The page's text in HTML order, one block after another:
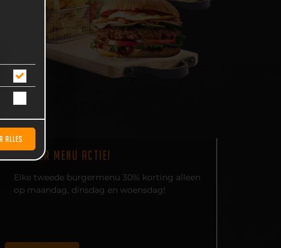
ALLES
BURGER MENU ACTIE!
Elke tweede burgermenu 30% korting alleen
op maandag, dinsdag en woensdag!